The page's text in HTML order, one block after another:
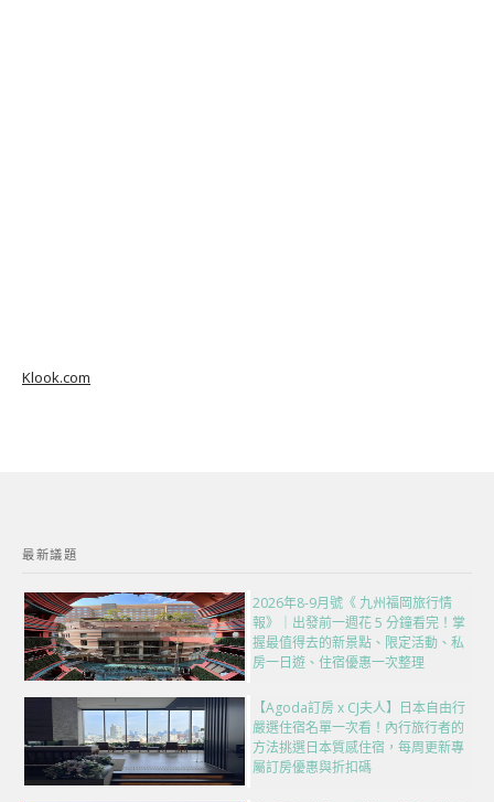
Klook.com
最新議題
2026年8-9月號《 九州福岡旅行情
報》｜出發前一週花 5 分鐘看完！掌
握最值得去的新景點、限定活動、私
房一日遊、住宿優惠一次整理
【Agoda訂房 x CJ夫人】日本自由行
嚴選住宿名單一次看！內行旅行者的
方法挑選日本質感住宿，每周更新專
屬訂房優惠與折扣碼